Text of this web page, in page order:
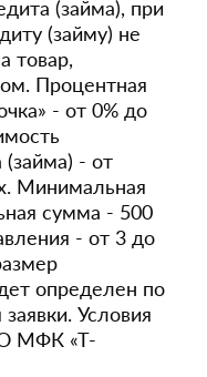
(займа), при
(займу) не
товар,
Процентная
- от 0% до
(займа) - от
Минимальная
сумма - 500
- от 3 до
определен по
Условия
МФК «Т-